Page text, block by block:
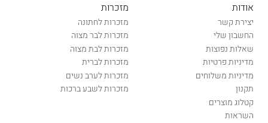
אודות
יצירת קשר
החשבון שלי
שאלות נפוצות
מדיניות פרטיות
מדיניות משלוחים
תקנון
קטלוג מוצרים
השראות
מזכרות
מזכרות לחתונה
מזכרות לבר מצוה
מזכרות לבת מצוה
מזכרות לברית
מזכרות לערב נשים
מזכרות לשבע ברכות